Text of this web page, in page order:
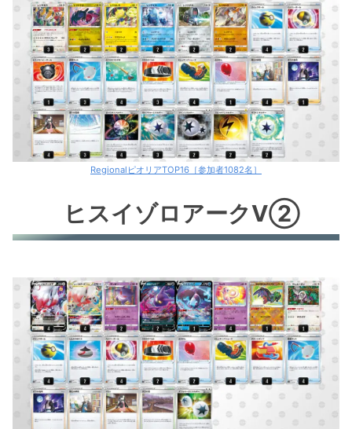
RegionalピオリアTOP16［参加者1082名］
ヒスイゾロアークV②